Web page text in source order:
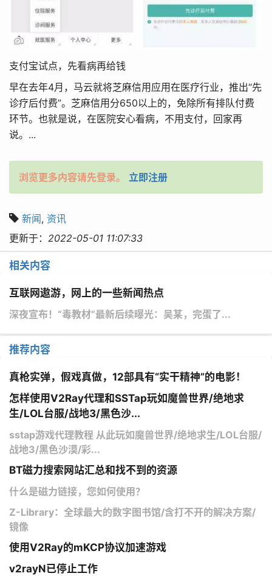
支付宝试点，先看病再给钱
早在去年4月，马云就将芝麻信用应用在医疗行业，推出“先
诊疗后付费”。芝麻信用分650以上的，免除所有排队付费
环节。也就是说，在医院安心看病，不用支付，回家再
说。...
浏览更多内容请先登录。 立即注册
新闻, 资讯
更新于： 2022-05-01 11:07:33
相关内容
互联网遨游，网上的一些新闻热点
深夜宣布！“毒教材”最新后续曝光：吴某，完蛋了...
推荐内容
真枪实弹，假戏真做，12部具有“实干精神”的电影！
怎样使用V2Ray代理和SSTap玩如魔兽世界/绝地求
生/LOL台服/战地3/黑色沙...
sstap游戏代理教程 从此玩如魔兽世界/绝地求生/LOL台服/
战地3/黑色沙漠/彩...
BT磁力搜索网站汇总和找不到的资源
什么是磁力链接，您如何使用？
Z-Library：全球最大的数字图书馆/含打不开的解决方案/
镜像
使用V2Ray的mKCP协议加速游戏
v2rayN已停止工作